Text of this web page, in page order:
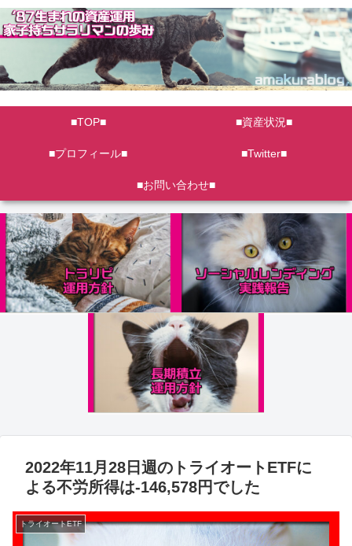
■TOP■ ■資産状況■
■プロフィール■ ■Twitter■
■お問い合わせ■
2022年11月28日週のトライオートETFに
よる不労所得は-146,578円でした
トライオートETF